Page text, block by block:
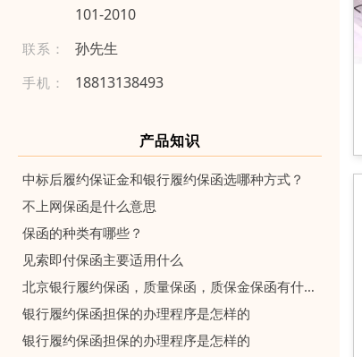
101-2010
联系： 孙先生
手机： 18 81 3 1 384 93
产品知识
中标后履约保证金和银行履约保函选哪种方式？
不上网保函是什么意思
保函的种类有哪些？
见索即付保函主要适用什么
北京银行履约保函，质量保函，质保金保函有什么区别？
银行履约保函担保的办理程序是怎样的
银行履约保函担保的办理程序是怎样的